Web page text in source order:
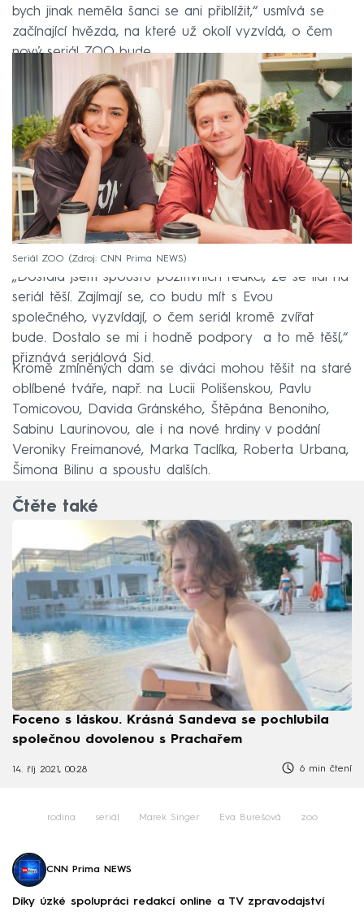
bych jinak neměla šanci se ani přiblížit,“ usmívá se
začínající hvězda, na které už okolí vyzvídá, o čem
nový seriál ZOO bude.
Seriál ZOO Zdroj: CNN Prima NEWS
„Dostala jsem spoustu pozitivních reakcí, že se lidi na
seriál těší. Zajímají se, co budu mít s Evou
společného, vyzvídají, o čem seriál kromě zvířat
bude. Dostalo se mi i hodně podpory a to mě těší,“
přiznává seriálová Sid.
Kromě zmíněných dam se diváci mohou těšit na staré
oblíbené tváře, např. na Lucii Polišenskou, Pavlu
Tomicovou, Davida Gránského, Štěpána Benoniho,
Sabinu Laurinovou, ale i na nové hrdiny v podání
Veroniky Freimanové, Marka Taclíka, Roberta Urbana,
Šimona Bilinu a spoustu dalších.
Čtěte také
Foceno s láskou. Krásná Sandeva se pochlubila
společnou dovolenou s Prachařem
14. říj 2021, 00:28 6 min čtení
rodina seriál Marek Singer Eva Burešová zoo
CNN Prima NEWS
Díky úzké spolupráci redakcí online a TV zpravodajství